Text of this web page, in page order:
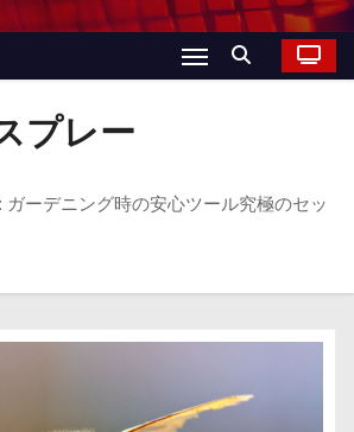
プレー
ガーデニング時の安心ツール究極のセッ